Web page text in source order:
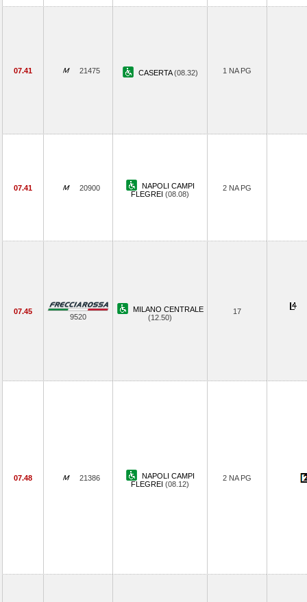
07.41 21475 CASERTA(08.32) 1 NA PG
07.41 20900
NAPOLI CAMPI
FLEGREI (08.08)
2 NA PG
07.45
9520
MILANO CENTRALE
(12.50)
17
07.48 21386
NAPOLI CAMPI
FLEGREI (08.12)
2 NA PG